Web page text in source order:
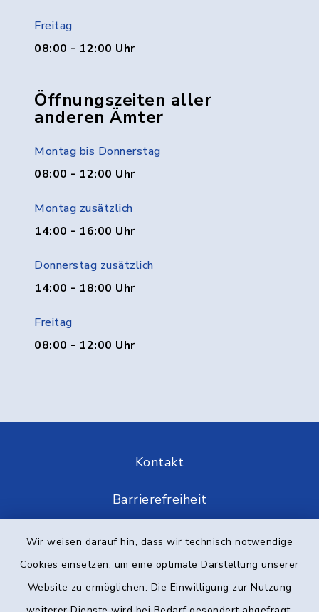
Wir weisen darauf hin, dass wir technisch notwendige
Cookies einsetzen, um eine optimale Darstellung unserer
Website zu ermöglichen. Die Einwilligung zur Nutzung
Freitag
08:00 - 12:00 Uhr
Öffnungszeiten aller
anderen Ämter
Montag bis Donnerstag
08:00 - 12:00 Uhr
Montag zusätzlich
14:00 - 16:00 Uhr
Donnerstag zusätzlich
14:00 - 18:00 Uhr
Freitag
08:00 - 12:00 Uhr
Kontakt
Barrierefreiheit
Datenschutz
Impressum